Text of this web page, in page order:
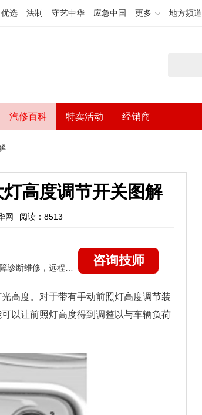
优选 法制 守艺中华 应急中国 更多 地方频道
汽修百科 特卖活动 经销商
高度调节开关图解
网 阅读：8513
咨询技师
高度。对于带有手动前照灯高度调节装
以让前照灯高度得到调整以与车辆负荷